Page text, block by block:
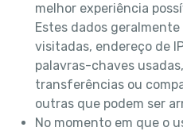
melhor experiência
Estes dados
visitadas, endereço de
palavras-chaves
transferências ou
outras que podem ser
No momento em que o